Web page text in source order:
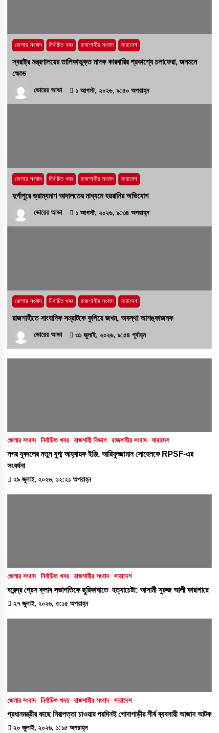
জেলার সংবাদ নির্বাচিত খবর রাজশাহীর সংবাদ সারাদেশ
স্বরাষ্ট্র মন্ত্রণালয়ের তালিকাভুক্ত মাদক কারবারির প্রকাশ্যে চলাফেরা, জনমনে
ক্ষোভ
ভোরের আভা ১ আগস্ট, ২০২৬, ৯:৫০ অপরাহ্ন
জেলার সংবাদ নির্বাচিত খবর রাজশাহীর সংবাদ সারাদেশ
দুর্গাপুরে ভ্রাম্যমাণ আদালতের মাধ্যমে হয়রানির অভিযোগ
ভোরের আভা ১ আগস্ট, ২০২৬, ৯:৩৪ অপরাহ্ন
জেলার সংবাদ নির্বাচিত খবর রাজশাহীর সংবাদ সারাদেশ
রাজশাহীতে সাংবাদিক সম্রাটকে কুপিয়ে জখম, অবস্থা আশঙ্কাজনক
ভোরের আভা ৩১ জুলাই, ২০২৬, ৯:৫৪ পূর্বাহ্ন
জেলার সংবাদ নির্বাচিত খবর রাজশাহী বিভাগ রাজশাহীর সংবাদ সারাদেশ
নগর যুবদলের নতুন যুগ্ম আহ্বায়ক ইঞ্জি. আরিফুজ্জামান সোহেলকে RPSF-এর
সংবর্ধনা
২৯ জুলাই, ২০২৬, ১২:২১ অপরাহ্ন
জেলার সংবাদ নির্বাচিত খবর রাজশাহীর সংবাদ সারাদেশ
বরেন্দ্র প্রেস ক্লাব সভাপতিকে ছুরিকাঘাতে হত্যাচেষ্টা: আসামী সুরুজ আলী কারাগারে
২৭ জুলাই, ২০২৬, ৩:১৫ অপরাহ্ন
জেলার সংবাদ নির্বাচিত খবর রাজশাহীর সংবাদ সারাদেশ
প্রধানমন্ত্রীর কাছে নিরাপত্তা চাওয়ার পরদিনই গোদাগাড়ীর শীর্ষ ব্যবসায়ী আজাদ আটক
২০ জুলাই, ২০২৬, ১:১৫ অপরাহ্ন